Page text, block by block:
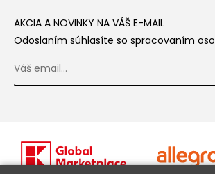
AKCIA A NOVINKY NA VÁŠ E-MAIL
Odoslaním súhlasíte so spracovaním